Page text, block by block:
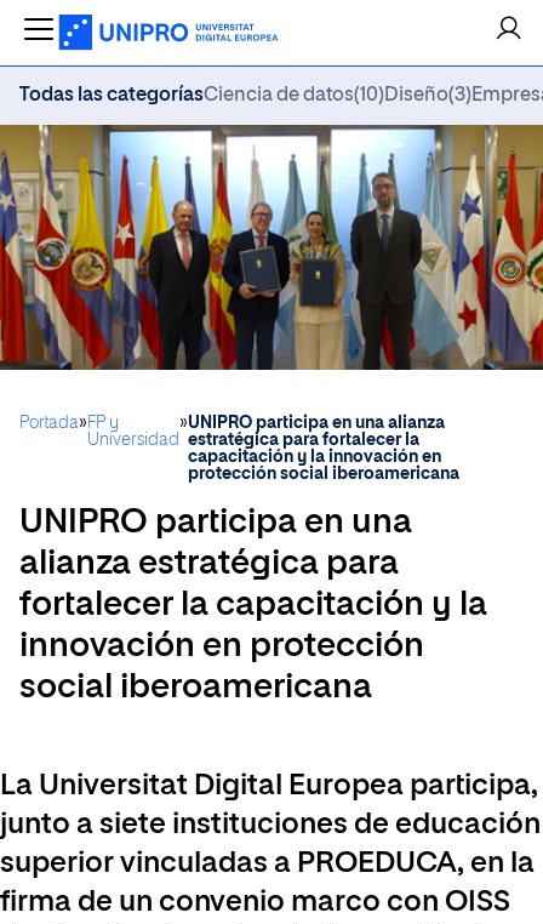
Todas las categoríasCiencia de datos(10) Diseño(3)
Portada» FP y
Universidad
»UNIPRO participa en una alianza
estratégica para fortalecer la
capacitación y la innovación en
protección social iberoamericana
UNIPRO participa en una
alianza estratégica para
fortalecer la capacitación y la
innovación en protección
social iberoamericana
La Universitat Digital Europea participa,
junto a siete instituciones de educación
superior vinculadas a PROEDUCA, en la
firma de un convenio marco con OISS